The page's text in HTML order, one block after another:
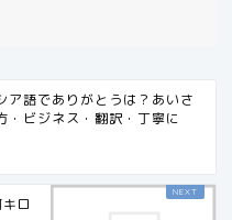
ア語でありがとうは？あいさ
・ビジネス・翻訳・丁寧に
ロ